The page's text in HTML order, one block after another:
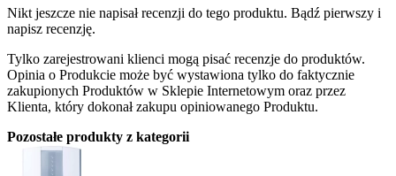
Nikt jeszcze nie napisał recenzji do tego produktu. Bądź pierwszy i
napisz recenzję.
Tylko zarejestrowani klienci mogą pisać recenzje do produktów.
Opinia o Produkcie może być wystawiona tylko do faktycznie
zakupionych Produktów w Sklepie Internetowym oraz przez
Klienta, który dokonał zakupu opiniowanego Produktu.
Pozostałe produkty z kategorii